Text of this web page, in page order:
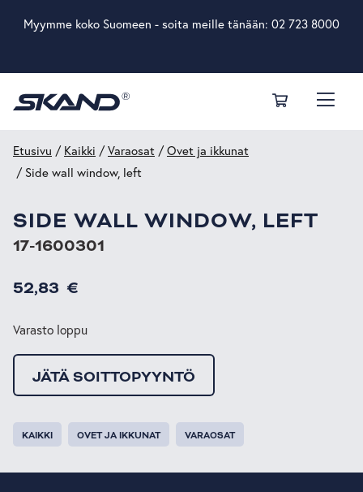
Myymme koko Suomeen - soita meille tänään: 02 723 8000
Etusivu / Kaikki /Varaosat /Ovet ja ikkunat
/ Side wall window, left
SIDE WALL WINDOW, LEFT
17-1600301
52,83 €
Varasto loppu
JÄTÄ SOITTOPYYNTÖ
KAIKKI OVET JA IKKUNAT VARAOSAT